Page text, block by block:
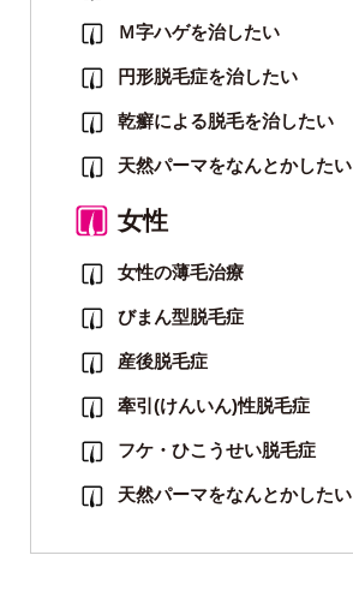
Ｍ字ハゲを治したい
円形脱毛症を治したい
乾癬による脱毛を治したい
天然パーマをなんとかしたい
女性
女性の薄毛治療
びまん型脱毛症
産後脱毛症
牽引(けんいん)性脱毛症
フケ・ひこうせい脱毛症
天然パーマをなんとかしたい